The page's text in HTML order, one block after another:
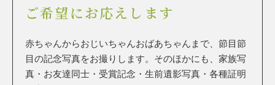
ご希望にお応えします
赤ちゃんからおじいちゃんおばあちゃんまで、節目節
目の記念写真をお撮りします。そのほかにも、家族写
真・お友達同士・受賞記念・生前遺影写真・各種証明